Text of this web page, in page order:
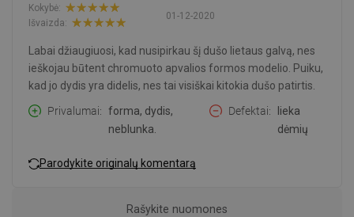
01-12-2020
Kokybė:
Išvaizda:
Labai džiaugiuosi, kad nusipirkau šį dušo lietaus galvą, nes
ieškojau būtent chromuoto apvalios formos modelio. Puiku,
kad jo dydis yra didelis, nes tai visiškai kitokia dušo patirtis.
Privalumai
forma, dydis,
neblunka.
Defektai
lieka
dėmių
Parodykite originalų komentarą
Rašykite nuomones